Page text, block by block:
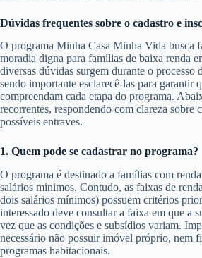
Dúvidas frequentes sobre o cadastro e
O programa Minha Casa Minha Vida busca
moradia digna para famílias de baixa renda
diversas dúvidas surgem durante o processo
sendo importante esclarecê-las para garantir
compreendam cada etapa do programa.
recorrentes, respondendo com clareza sobre
possíveis entraves.
1. Quem pode se cadastrar no programa?
O programa é destinado a famílias com
salários mínimos. Contudo, as faixas de
dois salários mínimos) possuem critérios
interessado deve consultar a faixa em que a
vez que as condições e subsídios variam.
necessário não possuir imóvel próprio, nem
programas habitacionais.